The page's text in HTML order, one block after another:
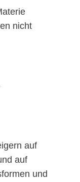
nicht
auf
auf
und